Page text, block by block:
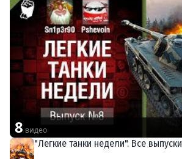
8 видео
"Легкие танки недели". Все выпуски